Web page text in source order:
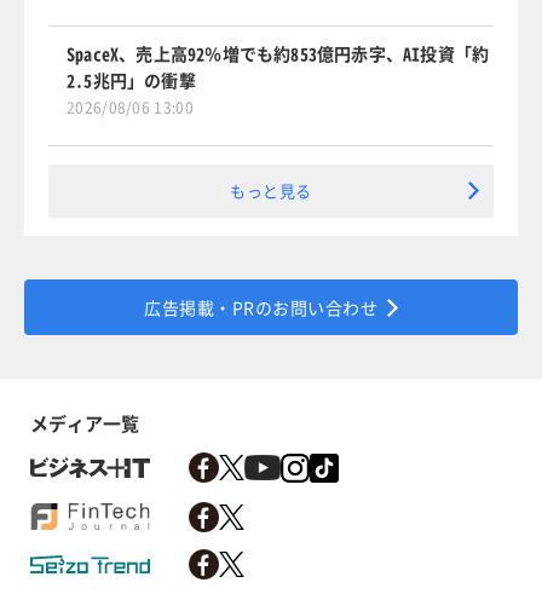
SpaceX、売上高92％増でも約853億円赤字、AI投資「約
2.5兆円」の衝撃
2026/08/06 13:00
もっと見る
広告掲載・PRのお問い合わせ
メディア一覧